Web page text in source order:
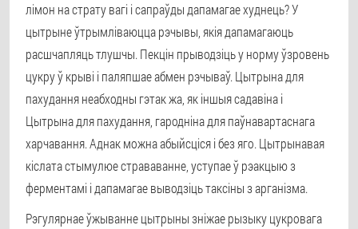
лімон на страту вагі і сапраўды дапамагае худнець? У
цытрыне ўтрымліваюцца рэчывы, якія дапамагаюць
расшчапляць тлушчы. Пекцін прыводзіць у норму ўзровень
цукру ў крыві і паляпшае абмен рэчываў. Цытрына для
пахудання неабходны гэтак жа, як іншыя садавіна і
Цытрына для пахудання, гародніна для паўнавартаснага
харчавання. Аднак можна абыйсціся і без яго. Цытрынавая
кіслата стымулюе страваванне, уступае ў рэакцыю з
ферментамі і дапамагае выводзіць таксіны з арганізма.
Рэгулярнае ўжыванне цытрыны зніжае рызыку цукровага